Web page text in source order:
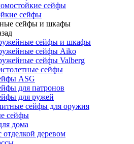
сейфы
сейфы
сейфы и шкафы
сейфы и шкафы
сейфы Aiko
сейфы Valberg
сейфы
ASG
для патронов
для ружей
сейфы для оружия
сейфы
дома
деревом